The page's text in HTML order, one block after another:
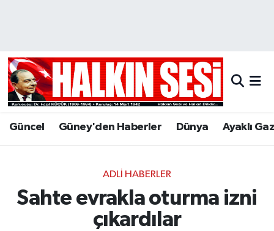
Güncel Güney'den Haberler Dünya Ayaklı
ADLI HABERLER
Sahte evrakla oturma izni
çıkardılar
Hava Durumu
Trafik Durumu
Tüm Manşetler
Son Dakika Haberleri